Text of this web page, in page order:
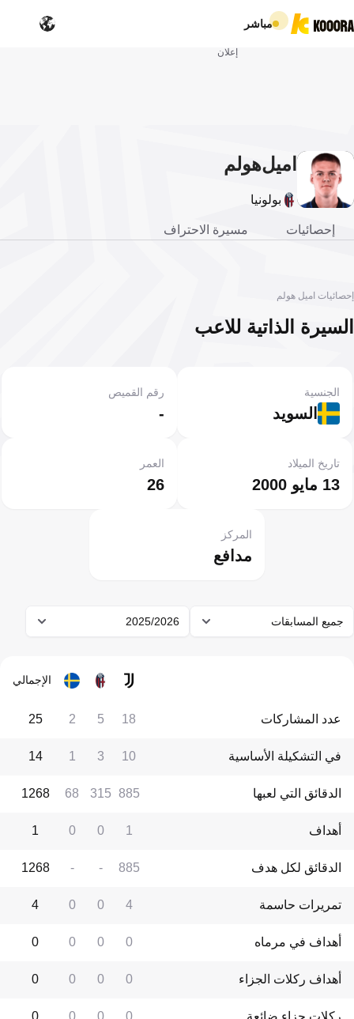
مباشر
إعلان
اميلهولم
بولونيا
إحصائيات مسيرة الاحتراف
إحصائيات اميل هولم
السيرة الذاتية للاعب
السويد
الجنسية
-
رقم القميص
13 مايو 2000
تاريخ الميلاد
26
العمر
مدافع
المركز
جميع المسابقات 2025/2026
الإجمالي
عدد المشاركات 18
5
2
25
في التشكيلة الأساسية 10
3
1
14
الدقائق التي لعبها 885
315
68
1268
أهداف 1
0
0
1
الدقائق لكل هدف 885
-
-
1268
تمريرات حاسمة 4
0
0
4
أهداف في مرماه 0
0
0
0
أهداف ركلات الجزاء 0
0
0
0
ركلات جزاء ضائعة 0
0
0
0